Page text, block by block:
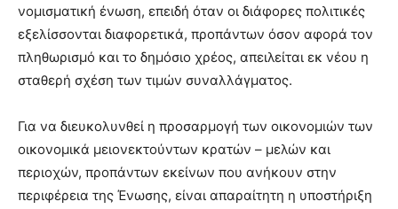
νομισματική ένωση, επειδή όταν οι διάφορες πολιτικές
εξελίσσονται διαφορετικά, προπάντων όσον αφορά τον
πληθωρισμό και το δημόσιο χρέος, απειλείται εκ νέου η
σταθερή σχέση των τιμών συναλλάγματος.
Για να διευκολυνθεί η προσαρμογή των οικονομιών των
οικονομικά μειονεκτούντων κρατών – μελών και
περιοχών, προπάντων εκείνων που ανήκουν στην
περιφέρεια της Ένωσης, είναι απαραίτητη η υποστήριξη